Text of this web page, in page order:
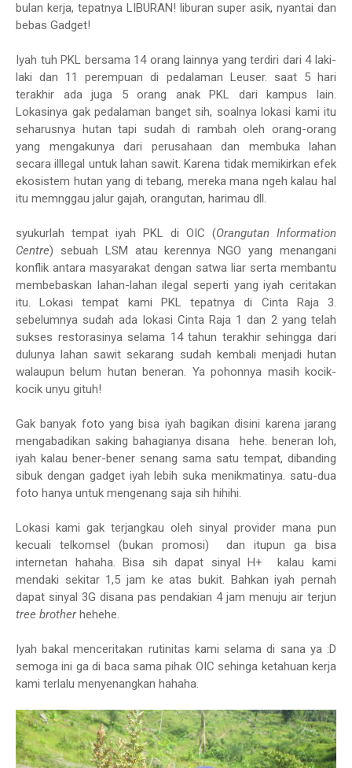
bulan kerja, tepatnya LIBURAN! liburan super asik, nyantai dan
bebas Gadget!
Iyah tuh PKL bersama 14 orang lainnya yang terdiri dari 4 laki-
laki dan 11 perempuan di pedalaman Leuser. saat 5 hari
terakhir ada juga 5 orang anak PKL dari kampus lain.
Lokasinya gak pedalaman banget sih, soalnya lokasi kami itu
seharusnya hutan tapi sudah di rambah oleh orang-orang
yang mengakunya dari perusahaan dan membuka lahan
secara illlegal untuk lahan sawit. Karena tidak memikirkan efek
ekosistem hutan yang di tebang, mereka mana ngeh kalau hal
itu memnggau jalur gajah, orangutan, harimau dll.
syukurlah tempat iyah PKL di OIC (Orangutan Information
Centre) sebuah LSM atau kerennya NGO yang menangani
konflik antara masyarakat dengan satwa liar serta membantu
membebaskan lahan-lahan ilegal seperti yang iyah ceritakan
itu. Lokasi tempat kami PKL tepatnya di Cinta Raja 3.
sebelumnya sudah ada lokasi Cinta Raja 1 dan 2 yang telah
sukses restorasinya selama 14 tahun terakhir sehingga dari
dulunya lahan sawit sekarang sudah kembali menjadi hutan
walaupun belum hutan beneran. Ya pohonnya masih kocik-
kocik unyu gituh!
Gak banyak foto yang bisa iyah bagikan disini karena jarang
mengabadikan saking bahagianya disana hehe. beneran loh,
iyah kalau bener-bener senang sama satu tempat, dibanding
sibuk dengan gadget iyah lebih suka menikmatinya. satu-dua
foto hanya untuk mengenang saja sih hihihi.
Lokasi kami gak terjangkau oleh sinyal provider mana pun
kecuali telkomsel (bukan promosi) dan itupun ga bisa
internetan hahaha. Bisa sih dapat sinyal H+ kalau kami
mendaki sekitar 1,5 jam ke atas bukit. Bahkan iyah pernah
dapat sinyal 3G disana pas pendakian 4 jam menuju air terjun
tree brotherhehehe.
Iyah bakal menceritakan rutinitas kami selama di sana ya :D
semoga ini ga di baca sama pihak OIC sehinga ketahuan kerja
kami terlalu menyenangkan hahaha.